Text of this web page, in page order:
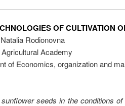
OF CULTIVATION
Rodionovna
Academy
of Economics, organization and
seeds in the conditions